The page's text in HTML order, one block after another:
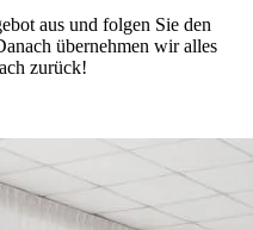
aus und folgen Sie den
übernehmen wir alles
zurück!